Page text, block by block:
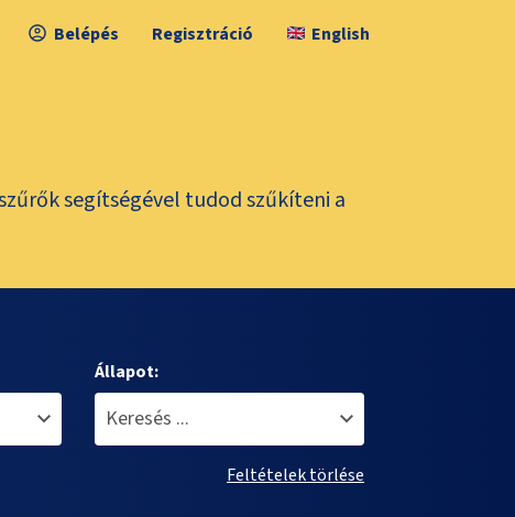
Belépés Regisztráció English
segítségével tudod szűkíteni a
Állapot:
Feltételek törlése